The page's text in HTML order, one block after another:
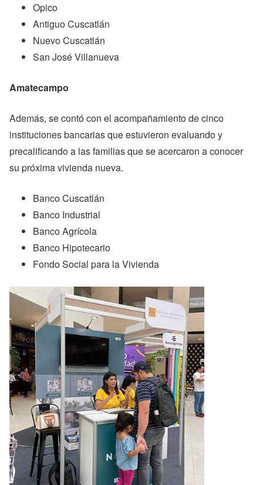
Opico
Antiguo Cuscatlán
Nuevo Cuscatlán
San José Villanueva
Amatecampo
Además, se contó con el acompañamiento de cinco
instituciones bancarias que estuvieron evaluando y
precalificando a las familias que se acercaron a conocer
su próxima vivienda nueva.
Banco Cuscatlán
Banco Industrial
Banco Agrícola
Banco Hipotecario
Fondo Social para la Vivienda